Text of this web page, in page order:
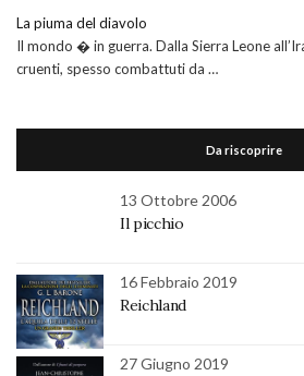
La piuma del diavolo
Il mondo � in guerra. Dalla Sierra Leone
cruenti, spesso combattuti da …
Da riscoprire
13 Ottobre 2006
Il picchio
16 Febbraio 2019
Reichland
27 Giugno 2019